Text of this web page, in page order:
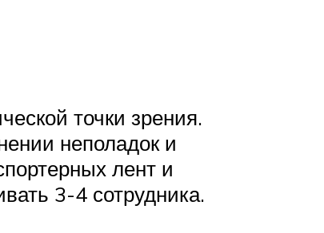
точки зрения.
неполадок и
лент и
3-4 сотрудника.